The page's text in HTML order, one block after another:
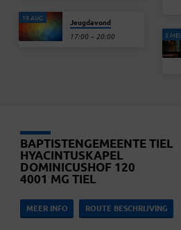
19 AUG Jeugdavond
17:00 – 20:00 2 MEI
BAPTISTENGEMEENTE TIEL
HYACINTUSKAPEL
DOMINICUSHOF 120
4001 MG TIEL
MEER INFO ROUTE BESCHRIJVING